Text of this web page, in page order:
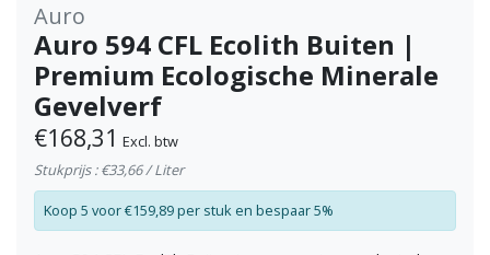
Auro
Auro 594 CFL Ecolith Buiten |
Premium Ecologische Minerale
Gevelverf
€168,31 Excl. btw
Stukprijs : €33,66 / Liter
Koop 5 voor €159,89 per stuk en bespaar 5%